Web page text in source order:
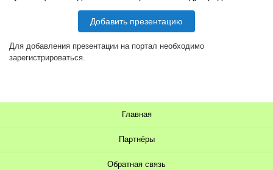
Добавить презентацию
Для добавления презентации на портал необходимо
зарегистрироваться.
Главная
Партнёры
Обратная связь